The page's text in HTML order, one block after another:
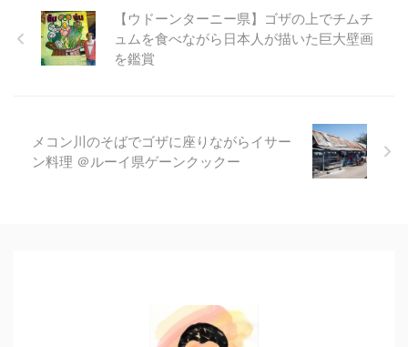
【ウドーンターニー県】ゴザの上でチムチ
ュムを食べながら日本人が描いた巨大壁画
を鑑賞
メコン川のそばでゴザに座りながらイサー
ン料理 ＠ルーイ県ゲーンクックー